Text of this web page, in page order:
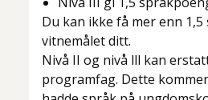
Du kan ikke få mer enn
vitnemålet ditt.
Nivå II og nivå lll kan
programfag. Dette